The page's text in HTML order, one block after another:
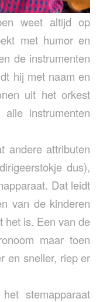
weet altijd op
met humor en
de instrumenten
hij met naam en
uit het orkest
alle instrumenten
andere attributen
dus),
Dat leidt
van de kinderen
het is. Een van de
maar toen
en sneller, riep er
stemapparaat